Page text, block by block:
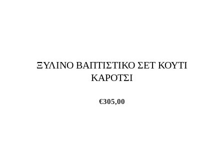
ΞΥΛΙΝΟ ΒΑΠΤΙΣΤΙΚΟ ΣΕΤ ΚΟΥΤΙ
ΚΑΡΟΤΣΙ
€305,00